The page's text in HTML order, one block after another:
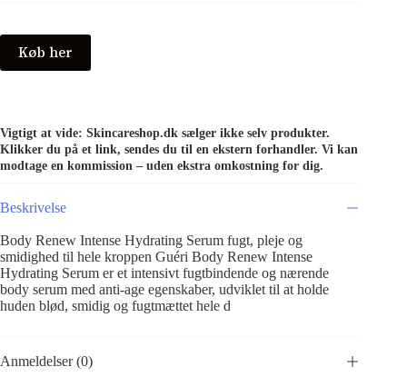
Køb her
Vigtigt at vide: Skincareshop.dk sælger ikke selv produkter.
Klikker du på et link, sendes du til en ekstern forhandler. Vi kan
modtage en kommission – uden ekstra omkostning for dig.
Beskrivelse
Body Renew Intense Hydrating Serum fugt, pleje og
smidighed til hele kroppen Guéri Body Renew Intense
Hydrating Serum er et intensivt fugtbindende og nærende
body serum med anti-age egenskaber, udviklet til at holde
huden blød, smidig og fugtmættet hele d
Anmeldelser (0)